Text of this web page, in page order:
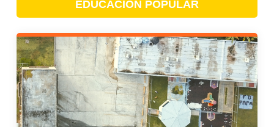
EDUCACIÓN POPULAR